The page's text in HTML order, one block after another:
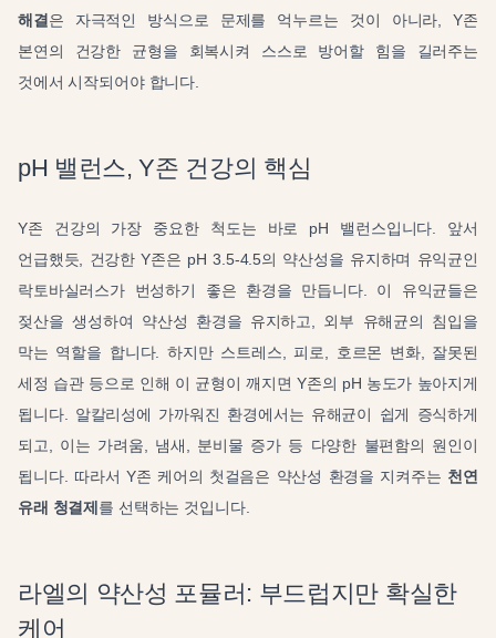
해결은 자극적인 방식으로 문제를 억누르는 것이 아니라, Y존
본연의 건강한 균형을 회복시켜 스스로 방어할 힘을 길러주는
것에서 시작되어야 합니다.
pH 밸런스, Y존 건강의 핵심
Y존 건강의 가장 중요한 척도는 바로 pH 밸런스입니다. 앞서
언급했듯, 건강한 Y존은 pH 3.5-4.5의 약산성을 유지하며 유익균인
락토바실러스가 번성하기 좋은 환경을 만듭니다. 이 유익균들은
젖산을 생성하여 약산성 환경을 유지하고, 외부 유해균의 침입을
막는 역할을 합니다. 하지만 스트레스, 피로, 호르몬 변화, 잘못된
세정 습관 등으로 인해 이 균형이 깨지면 Y존의 pH 농도가 높아지게
됩니다. 알칼리성에 가까워진 환경에서는 유해균이 쉽게 증식하게
되고, 이는 가려움, 냄새, 분비물 증가 등 다양한 불편함의 원인이
됩니다. 따라서 Y존 케어의 첫걸음은 약산성 환경을 지켜주는 천연
유래 청결제 를 선택하는 것입니다.
라엘의 약산성 포뮬러: 부드럽지만 확실한
케어